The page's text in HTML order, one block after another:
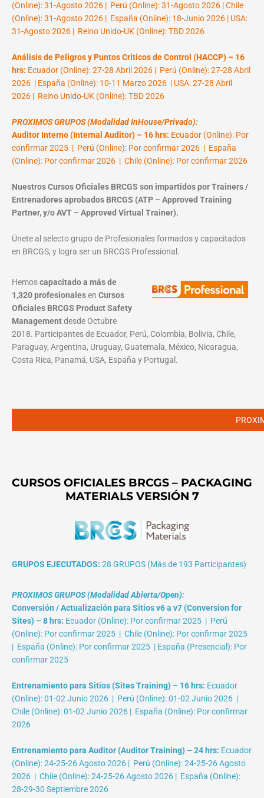
(Online): 31-Agosto 2026 | Perú (Online): 31-Agosto 2026 | Chile
(Online): 31-Agosto 2026 | España (Online): 18-Junio 2026 | USA:
31-Agosto 2026 | Reino Unido-UK (Online): TBD 2026
Análisis de Peligros y Puntos Críticos de Control (HACCP) – 16
hrs: Ecuador (Online): 27-28 Abril 2026 | Perú (Online): 27-28 Abril
2026 | España (Online): 10-11 Marzo 2026 | USA: 27-28 Abril
2026 | Reino Unido-UK (Online): TBD 2026
PROXIMOS GRUPOS (Modalidad InHouse/Privado):
Auditor Interno (Internal Auditor) – 16 hrs: Ecuador (Online): Por
confirmar 2025 | Perú (Online): Por confirmar 2026 | España
(Online): Por confirmar 2026 | Chile (Online): Por confirmar 2026
Nuestros Cursos Oficiales BRCGS son impartidos por Trainers /
Entrenadores aprobados BRCGS (ATP – Approved Training
Partner, y/o AVT – Approved Virtual Trainer).
Únete al selecto grupo de Profesionales formados y capacitados
en BRCGS, y logra ser un BRCGS Professional.
Hemoscapacitado a más de
1,320 profesionalesen Cursos
Oficiales BRCGS Product Safety
Managementdesde Octubre
2018. Participantes de Ecuador, Perú, Colombia, Bolivia, Chile,
Paraguay, Argentina, Uruguay, Guatemala, México, Nicaragua,
Costa Rica, Panamá, USA, España y Portugal.
CURSOS OFICIALES BRCGS – PACKAGING
MATERIALS VERSIÓN 7
GRUPOS EJECUTADOS: 28 GRUPOS (Más de 193 Participantes)
PROXIMOS GRUPOS (Modalidad Abierta/Open):
Conversión / Actualización para Sitios v6 a v7 (Conversion for
Sites) – 8 hrs: Ecuador (Online): Por confirmar 2025 | Perú
(Online): Por confirmar 2025 | Chile (Online): Por confirmar 2025
| España (Online): Por confirmar 2025 | España (Presencial): Por
confirmar 2025
Entrenamiento para Sitios (Sites Training) – 16 hrs: Ecuador
(Online): 01-02 Junio 2026 | Perú (Online): 01-02 Junio 2026 |
Chile (Online): 01-02 Junio 2026 | España (Online): Por confirmar
2026
Entrenamiento para Auditor (Auditor Training) – 24 hrs: Ecuador
(Online): 24-25-26 Agosto 2026 | Perú (Online): 24-25-26 Agosto
2026 | Chile (Online): 24-25-26 Agosto 2026 | España (Online):
28-29-30 Septiembre 2026